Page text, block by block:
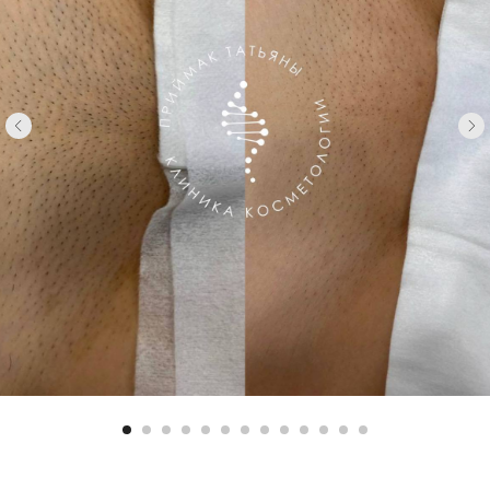
Политика конфиденциальности
Политика обработки персональных данных в медицинской
организации
Приказ об утверждении положения о персональных данных
© 2019 - 2026 ООО "Технологии красоты"
Имеются противопоказания. Необходима консультация специалиста.
экстремистской организациой в России.